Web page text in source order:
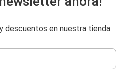
descuentos en nuestra tienda